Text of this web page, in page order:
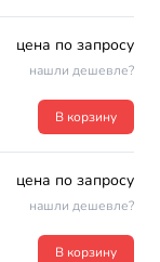
цена по запросу
нашли дешевле?
В корзину
цена по запросу
нашли дешевле?
В корзину